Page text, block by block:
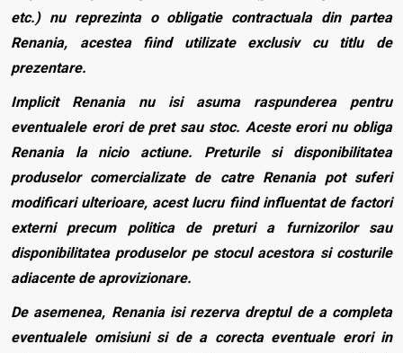
etc.) nu reprezinta o obligatie contractuala din partea
Renania, acestea fiind utilizate exclusiv cu titlu de
prezentare.
Implicit Renania nu isi asuma raspunderea pentru
eventualele erori de pret sau stoc. Aceste erori nu obliga
Renania la nicio actiune. Preturile si disponibilitatea
produselor comercializate de catre Renania pot suferi
modificari ulterioare, acest lucru fiind influentat de factori
externi precum politica de preturi a furnizorilor sau
disponibilitatea produselor pe stocul acestora si costurile
adiacente de aprovizionare.
De asemenea, Renania isi rezerva dreptul de a completa
eventualele omisiuni si de a corecta eventuale erori in